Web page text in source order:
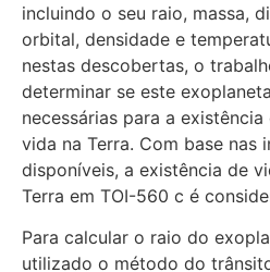
incluindo o seu raio, massa,
orbital, densidade e
nestas descobertas, o
determinar se este
necessárias para a
vida na Terra. Com base nas
disponíveis, a existência de
Terra em TOI-560 c é
Para calcular o raio do
utilizado o método do